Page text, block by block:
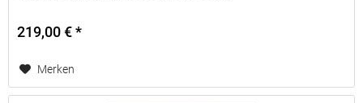
219,00 € *
Merken